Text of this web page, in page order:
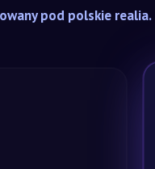
pod polskie realia.